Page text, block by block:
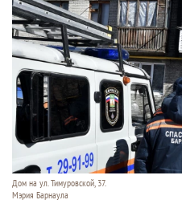
Дом на ул. Тимуровской, 37.
Мэрия Барнаула